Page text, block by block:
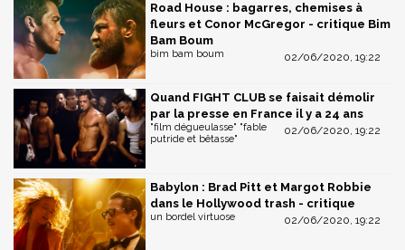
Road House : bagarres, chemises à
fleurs et Conor McGregor - critique Bim
Bam Boum
02/06/2020, 19:22
bim bam boum
Quand FIGHT CLUB se faisait démolir
par la presse en France il y a 24 ans
02/06/2020, 19:22
"film dégueulasse" "fable
putride et bêtasse"
Babylon : Brad Pitt et Margot Robbie
dans le Hollywood trash - critique
02/06/2020, 19:22
un bordel virtuose